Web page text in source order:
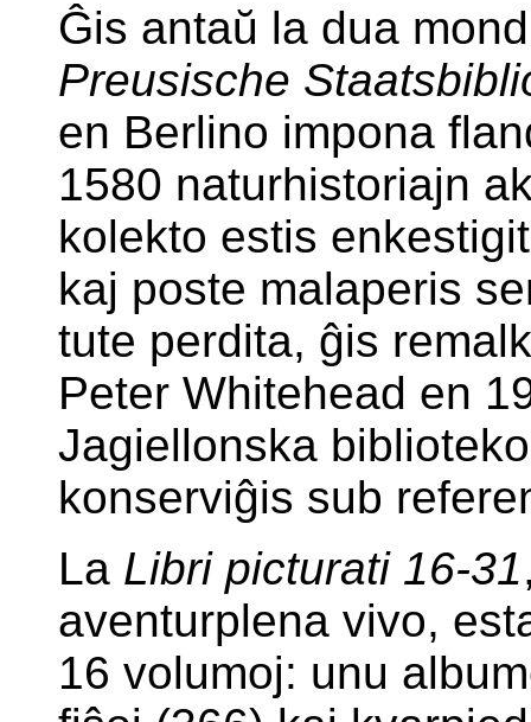
Ĝis antaŭ la dua
Preusische
en Berlino impona
1580 naturhistoriajn
kolekto estis
kaj poste malaperis
tute perdita, ĝis
Peter Whitehead en
Jagiellonska
konserviĝis sub
La Libri picturati 16-31
aventurplena vivo,
16 volumoj: unu